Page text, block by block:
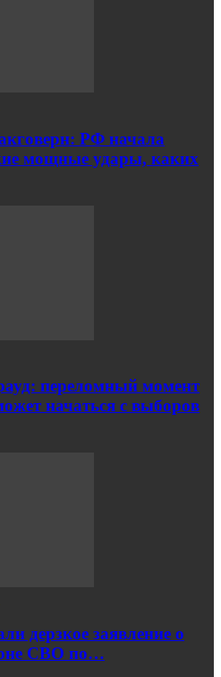
РФ начала
мощные удары, каких
переломный момент
начаться с выборов
дерзкое заявление о
СВО по…